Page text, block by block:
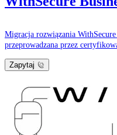
Migracja rozwiązania
przeprowadzana przez
Zapytaj